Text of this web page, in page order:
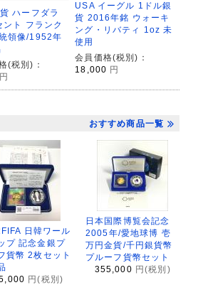
ハーフダラ
ント フランク
領像/1952年
(税別)：
円
USA イーグル 1ドル銀
貨 2016年銘 ウォーキ
ング・リバティ 1oz 未
使用
会員価格(税別)：
18,000 円
おすすめ商品一覧
日韓ワール
プ 記念金銀プ
貨幣 2枚セット
円(税別)
日本国際博覧会記念
2005年/愛地球博 壱
万円金貨/千円銀貨幣
プルーフ貨幣セット
355,000 円(税別)